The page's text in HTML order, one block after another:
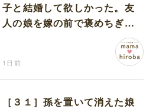
子と結婚して欲しかった。友
人の娘を嫁の前で褒めちぎる
1日前
［３１］孫を置いて消えた娘